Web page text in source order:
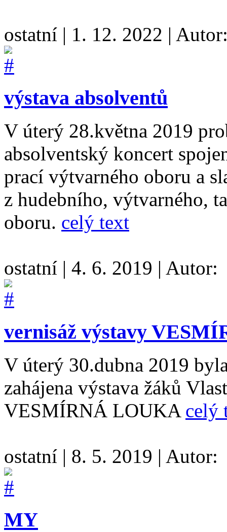
ostatní | 1. 12. 2022 |
výstava absolventů
V úterý 28.května 2019
absolventský koncert
prací výtvarného oboru a
z hudebního, výtvarného,
oboru. celý text
ostatní | 4. 6. 2019 | Autor:
vernisáž výstavy
V úterý 30.dubna 2019
zahájena výstava žáků
VESMÍRNÁ LOUKA celý
ostatní | 8. 5. 2019 | Autor:
MY